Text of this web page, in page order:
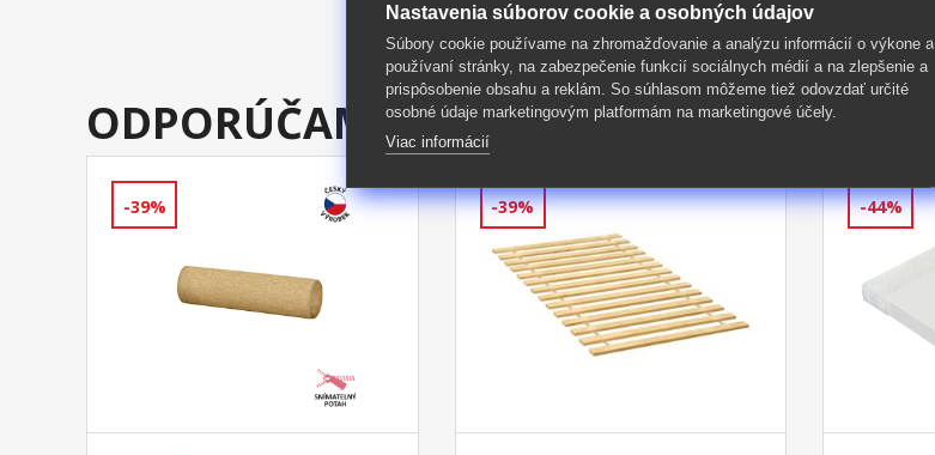
ODPORÚČAME DOKÚPIŤ
-39% -39% -44%
Nastavenia súborov cookie a osobných údajov
Súbory cookie používame na zhromažďovanie a analýzu informácií o výkone a
používaní stránky, na zabezpečenie funkcií sociálnych médií a na zlepšenie a
prispôsobenie obsahu a reklám. So súhlasom môžeme tiež odovzdať určité
osobné údaje marketingovým platformám na marketingové účely.
Viac informácií